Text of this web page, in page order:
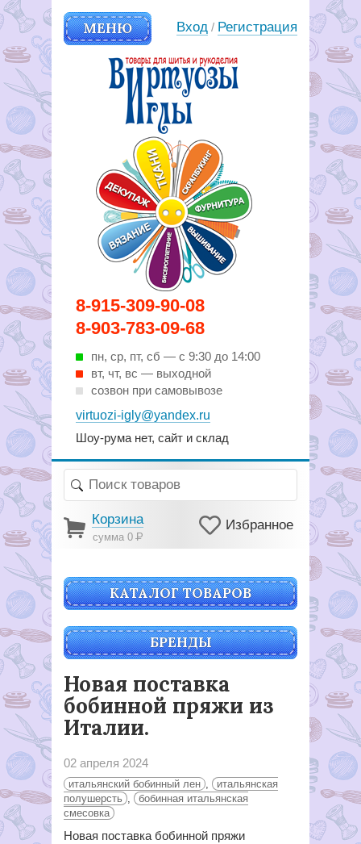
8-915-309-90-08
8-903-783-09-68
пн, ср, пт, cб — с 9:30 до 14:00
вт, чт, вс — выходной
созвон при самовывозе
virtuozi-igly@yandex.ru
Шоу-рума нет, сайт и склад
МЕНЮ
Вирутозы иглы. Товары для
шитья и рукоделья
Вход / Регистрация
Корзина
сумма 0Р
Избранное
КАТАЛОГ ТОВАРОВ
БРЕНДЫ
Новая поставка
бобинной пряжи из
Италии.
02 апреля 2024
итальянский бобинный лен ,
итальянская
полушерсть ,
бобинная итальянская
смесовка
Новая поставка бобинной пряжи